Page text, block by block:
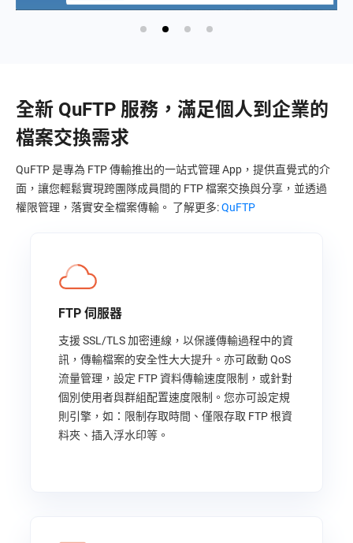
全新 QuFTP 服務，滿足個人到企業的
檔案交換需求
QuFTP 是專為 FTP 傳輸推出的一站式管理 App，提供直覺式的介
面，讓您輕鬆實現跨團隊成員間的 FTP 檔案交換與分享，並透過
權限管理，落實安全檔案傳輸。 了解更多:QuFTP
FTP 伺服器
支援 SSL/TLS 加密連線，以保護傳輸過程中的資
訊，傳輸檔案的安全性大大提升。亦可啟動 QoS
流量管理，設定 FTP 資料傳輸速度限制，或針對
個別使用者與群組配置速度限制。您亦可設定規
則引擎，如：限制存取時間、僅限存取 FTP 根資
料夾、插入浮水印等。